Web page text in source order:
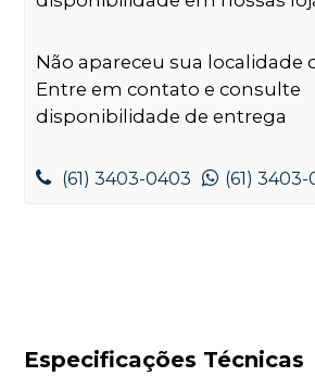
Não apareceu sua localidade
Entre em contato e consulte
disponibilidade de entrega
(61) 3403-0403 (61)
Especificações Técnicas